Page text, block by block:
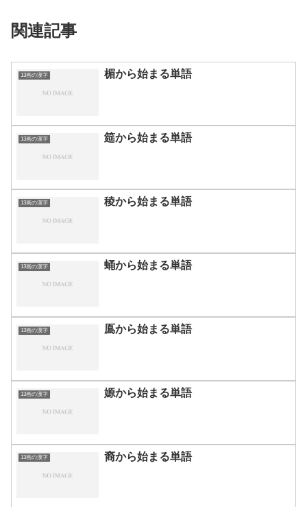
関連記事
13画の漢字 楣から始まる単語
13画の漢字 筵から始まる単語
13画の漢字 稜から始まる単語
13画の漢字 蛹から始まる単語
13画の漢字 鳫から始まる単語
13画の漢字 嫄から始まる単語
13画の漢字 裔から始まる単語